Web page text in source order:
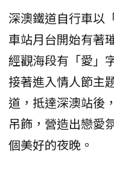
深澳鐵道自行車以
車站月台開始有著
經觀海段有「愛」
接著進入情人節主
道，抵達深澳站後
吊飾，營造出戀愛
個美好的夜晚。